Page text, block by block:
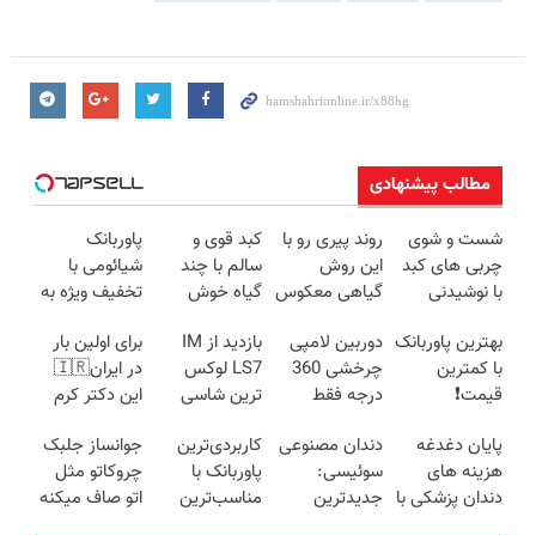
مطالب پیشنهادی
شست و شوی
چربی های کبد
با نوشیدنی
روند پیری رو با
این روش
گیاهی معکوس
کبد قوی و
سالم با چند
گیاه خوش
پاوربانک
شیائومی با
تخفیف ویژه به
بهترین پاوربانک
با کمترین
قیمت❗
دوربین لامپی
چرخشی 360
درجه فقط
🔥 پرداخت
درب منزل
بازدید از IM
LS7 لوکس
ترین شاسی
در باشگاه
انقلاب
برای اولین بار
در ایران🇮🇷
این دکتر کرم
روزه ساخت!
پایان دغدغه
هزینه های
دندان پزشکی با
دندان مصنوعی
سوئیسی:
جدیدترین
کاربردی‌ترین
پاوربانک با
مناسب‌ترین
جوانساز جلبک
چروکاتو مثل
اتو صاف میکنه